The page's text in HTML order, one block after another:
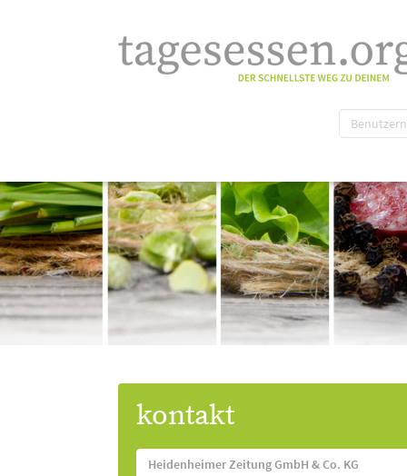
kontakt
Heidenheimer Zeitung GmbH & Co. KG